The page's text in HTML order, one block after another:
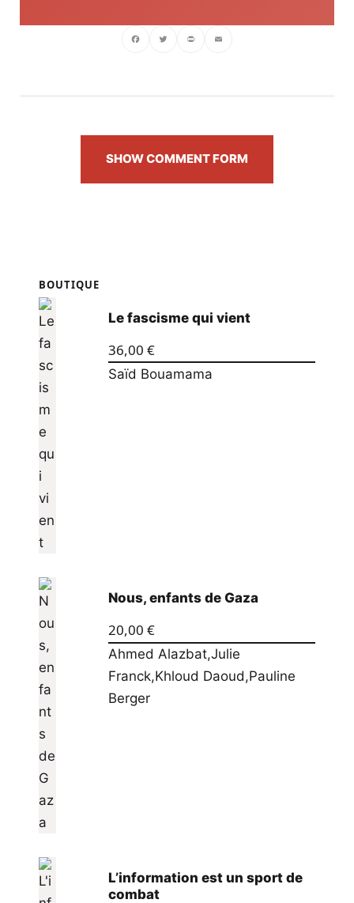
SHOW COMMENT FORM
BOUTIQUE
Le fascisme qui vient
36,00 €
Saïd Bouamama
Nous, enfants de Gaza
20,00 €
Ahmed Alazbat,Julie
Franck,Khloud Daoud,Pauline
Berger
L’information est un sport de
combat